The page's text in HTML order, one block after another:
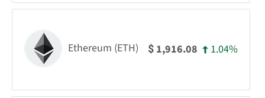
Ethereum (ETH) $ 1,916.08 1.04%